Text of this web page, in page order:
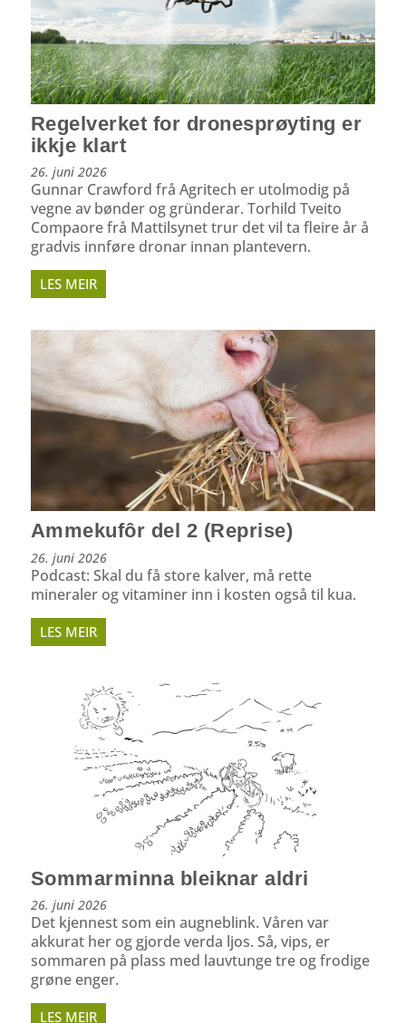
Regelverket for dronesprøyting er
ikkje klart
26. juni 2026
Gunnar Crawford frå Agritech er utolmodig på
vegne av bønder og gründerar. Torhild Tveito
Compaore frå Mattilsynet trur det vil ta fleire år å
gradvis innføre dronar innan plantevern.
LES MEIR
Ammekufôr del 2 (Reprise)
26. juni 2026
Podcast: Skal du få store kalver, må rette
mineraler og vitaminer inn i kosten også til kua.
LES MEIR
Sommarminna bleiknar aldri
26. juni 2026
Det kjennest som ein augneblink. Våren var
akkurat her og gjorde verda ljos. Så, vips, er
sommaren på plass med lauvtunge tre og frodige
grøne enger.
LES MEIR